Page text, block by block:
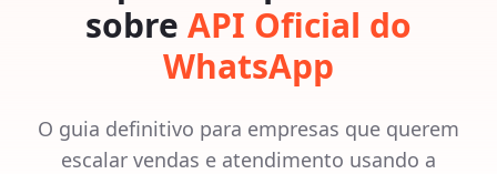
sobre API Oficial do
WhatsApp
O guia definitivo para empresas que querem
escalar vendas e atendimento usando a